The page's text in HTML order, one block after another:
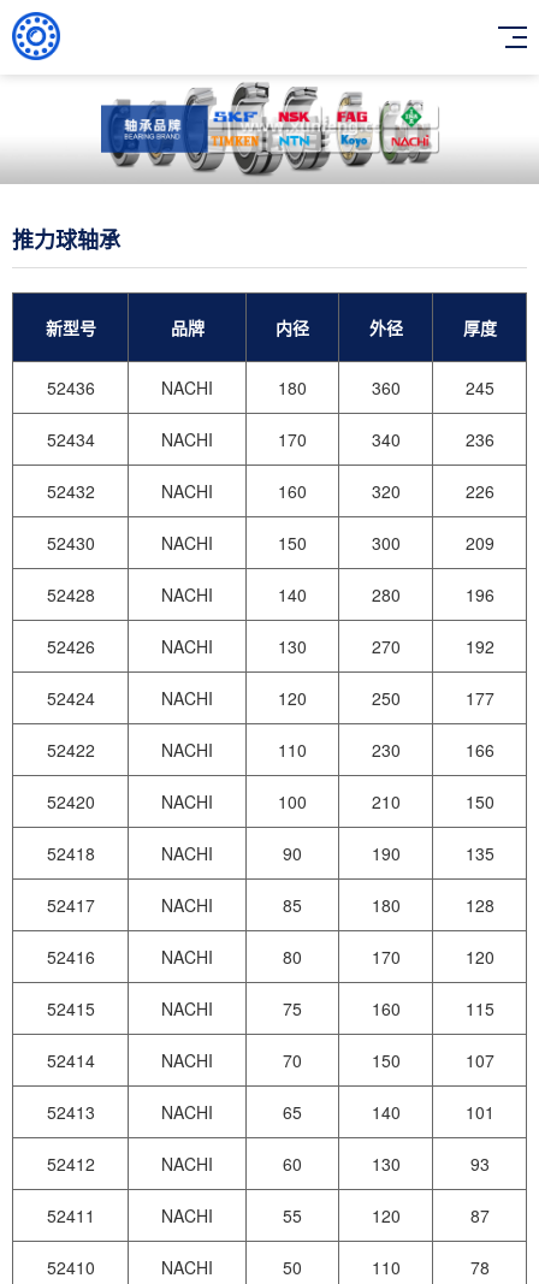
推力球轴承
新型号 品牌 内径 外径 厚度
52436 NACHI 180 360 245
52434 NACHI 170 340 236
52432 NACHI 160 320 226
52430 NACHI 150 300 209
52428 NACHI 140 280 196
52426 NACHI 130 270 192
52424 NACHI 120 250 177
52422 NACHI 110 230 166
52420 NACHI 100 210 150
52418 NACHI 90 190 135
52417 NACHI 85 180 128
52416 NACHI 80 170 120
52415 NACHI 75 160 115
52414 NACHI 70 150 107
52413 NACHI 65 140 101
52412 NACHI 60 130 93
52411 NACHI 55 120 87
52410 NACHI 50 110 78